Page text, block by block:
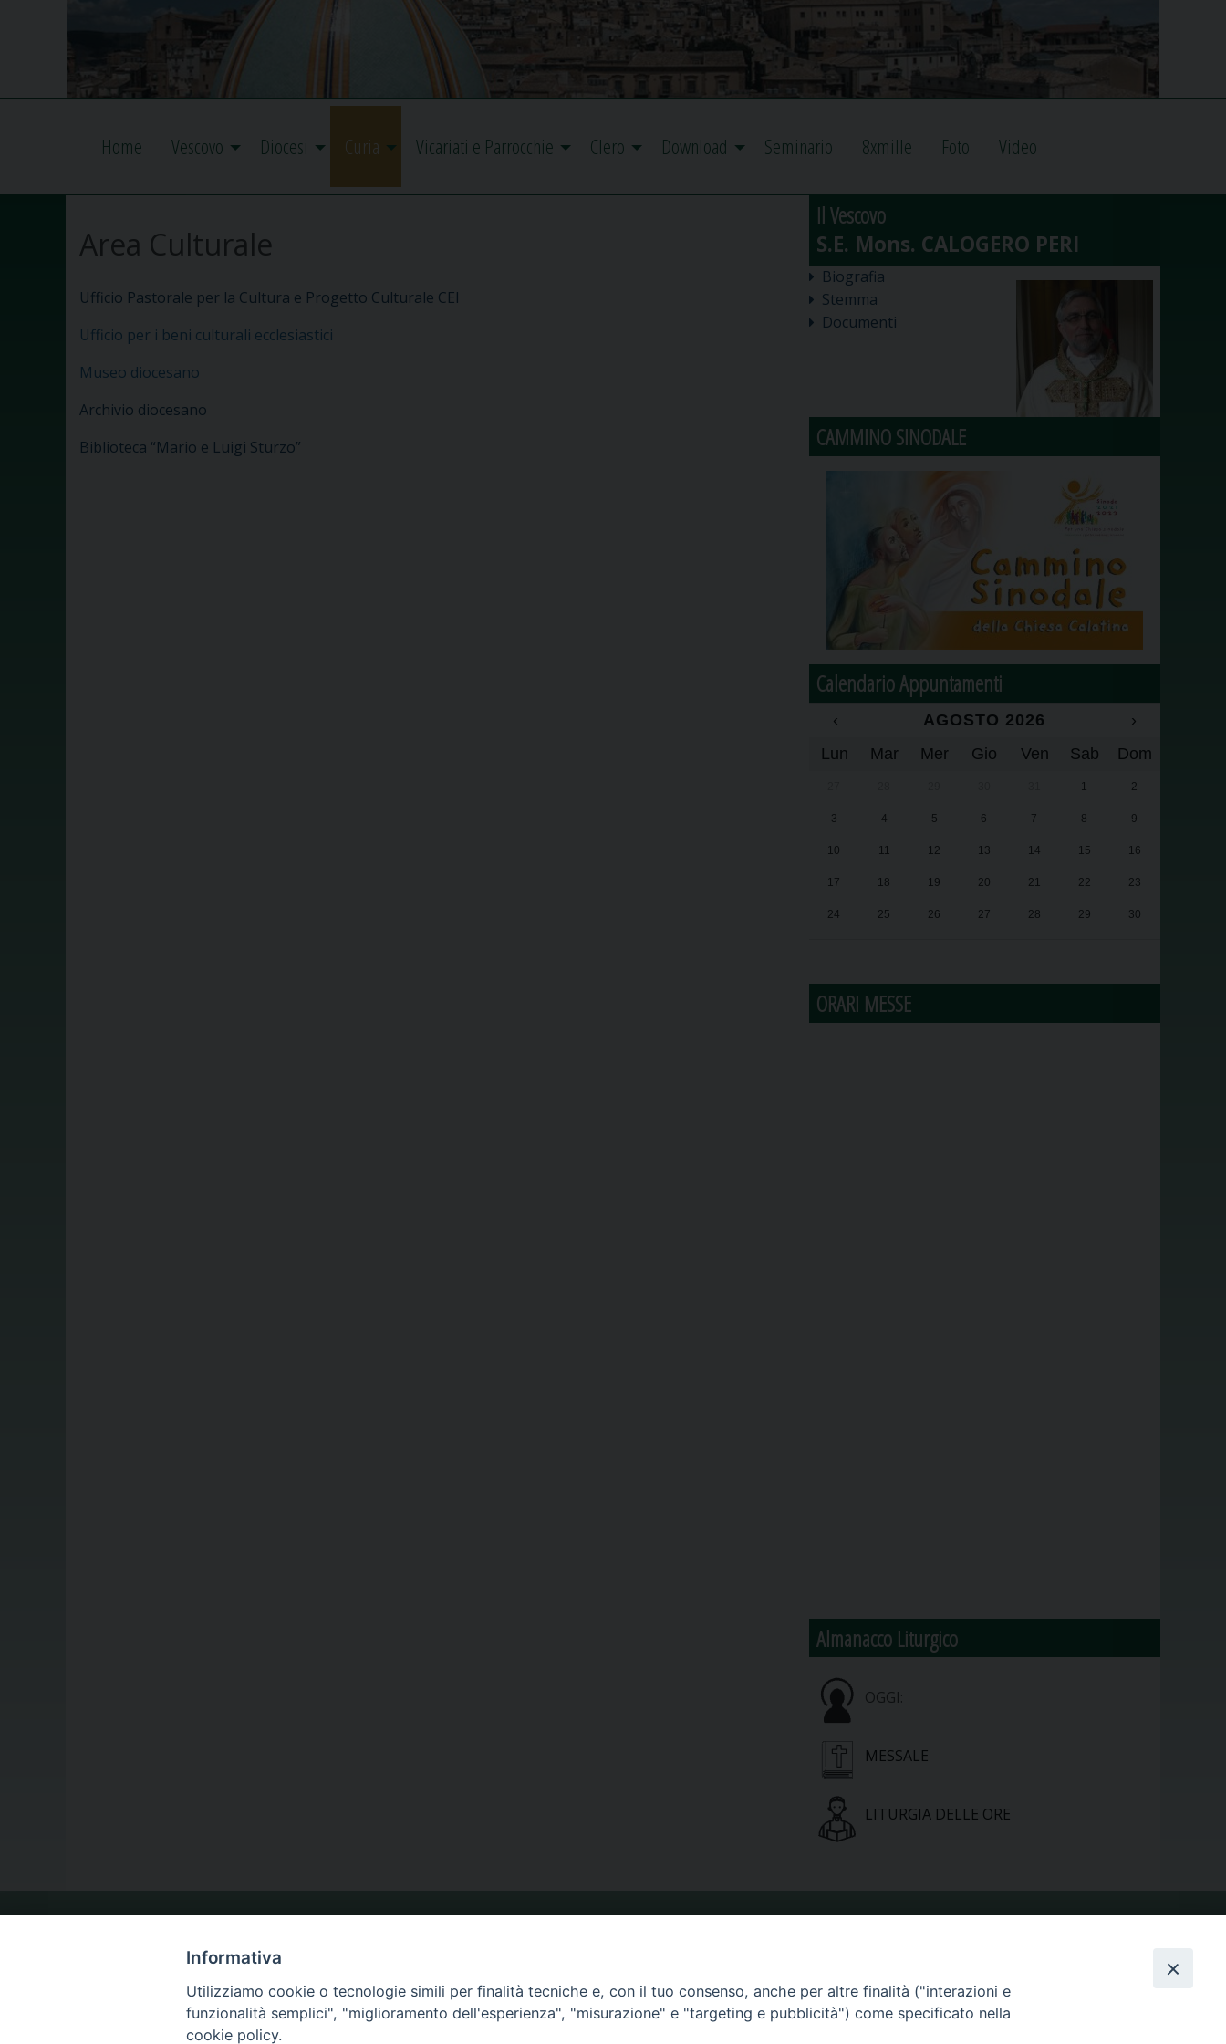
Home Vescovo Diocesi Curia Vicariati e Parrocchie Clero Download Seminario 8xmille Foto Video
Area Culturale
Ufficio Pastorale per la Cultura e Progetto Culturale CEI
Ufficio per i beni culturali ecclesiastici
Museo diocesano
Archivio diocesano
Biblioteca “Mario e Luigi Sturzo”
Il Vescovo
Biografia
Stemma
Documenti
CAMMINO SINODALE
Calendario Appuntamenti
‹ AGOSTO 2026
›
Lun
Mar Mer Gio Ven Sab Dom
1 2
3 4 5 6 7 8 9
10 11 12 13 14 15 16
17 18 19 20 21 22 23
24 25 26 27 28 29 30
ORARI MESSE
Almanacco Liturgico
OGGI:
MESSALE
LITURGIA DELLE ORE
LA NOSTRA DIOCESI
IL VESCOVO
CALENDARIO PASTORALE
PHOTOGALLERY
Informativa
Utilizziamo cookie o tecnologie simili per finalità tecniche e, con il tuo consenso, anche per altre finalità ("interazioni e
funzionalità semplici", "miglioramento dell'esperienza", "misurazione" e "targeting e pubblicità") come specificato nella
cookie policy.